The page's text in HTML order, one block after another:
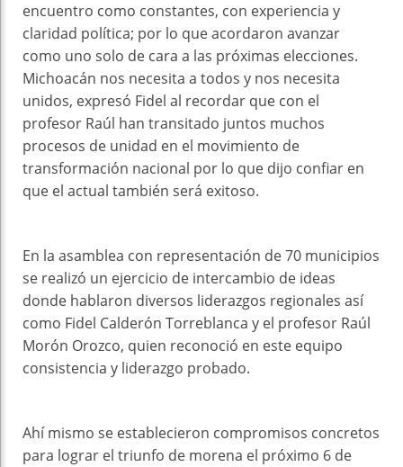
encuentro como constantes, con experiencia y
claridad política; por lo que acordaron avanzar
como uno solo de cara a las próximas elecciones.
Michoacán nos necesita a todos y nos necesita
unidos, expresó Fidel al recordar que con el
profesor Raúl han transitado juntos muchos
procesos de unidad en el movimiento de
transformación nacional por lo que dijo confiar en
que el actual también será exitoso.
En la asamblea con representación de 70 municipios
se realizó un ejercicio de intercambio de ideas
donde hablaron diversos liderazgos regionales así
como Fidel Calderón Torreblanca y el profesor Raúl
Morón Orozco, quien reconoció en este equipo
consistencia y liderazgo probado.
Ahí mismo se establecieron compromisos concretos
para lograr el triunfo de morena el próximo 6 de